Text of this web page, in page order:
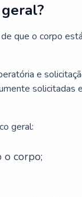
que o corpo
e
solicitadas
geral:
o corpo;